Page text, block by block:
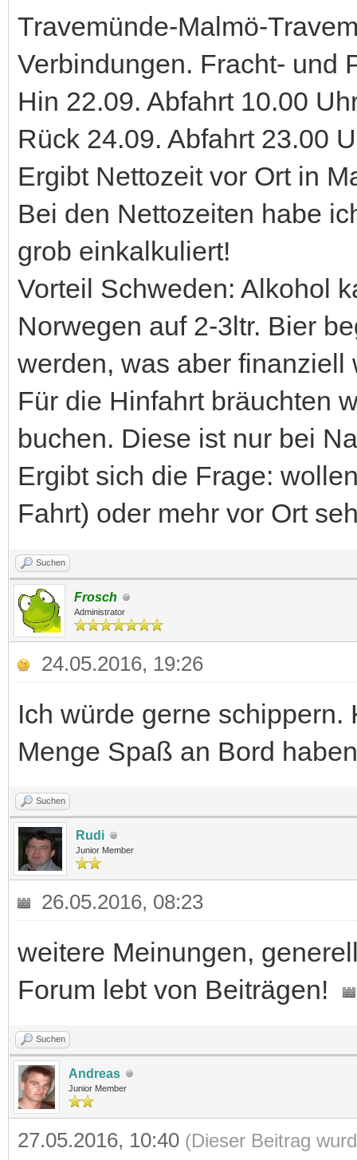
Travemünde-Malmö-
Verbindungen. Fracht- und
Hin 22.09. Abfahrt 10.00
Rück 24.09. Abfahrt 23.00
Ergibt Nettozeit vor Ort in
Bei den Nettozeiten habe
grob einkalkuliert!
Vorteil Schweden: Alkohol
Norwegen auf 2-3ltr. Bier
werden, was aber finanziell
Für die Hinfahrt bräuchten
buchen. Diese ist nur bei
Ergibt sich die Frage:
Fahrt) oder mehr vor Ort
Suchen
Frosch
Administrator
24.05.2016, 19:26
Ich würde gerne
Menge Spaß an Bord
Suchen
Rudi
Junior Member
26.05.2016, 08:23
weitere Meinungen,
Forum lebt von Beiträgen!
Suchen
Andreas
Junior Member
27.05.2016, 10:40 (Dieser Beitrag